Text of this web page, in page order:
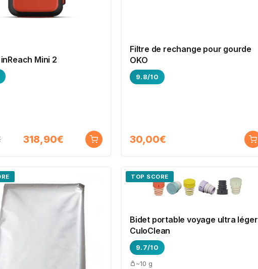
Mini 2
318,90€
Filtre de rechange pour gourde
OKO
9.8/10
30,00€
TOP SCORE
Bidet portable voyage ultra léger
CuloClean
9.7/10
~10 g